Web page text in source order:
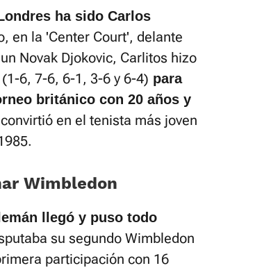
ha sido Carlos
en la 'Center Court', delante
Novak Djokovic, Carlitos hizo
(1-6, 7-6, 6-1, 3-6 y 6-4) para
británico con 20 años y
en el tenista más joven
Wimbledon
llegó y puso todo
su segundo Wimbledon
participación con 16